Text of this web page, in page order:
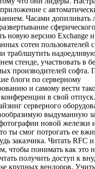
с
Часами
новую версию Exchange и
сотен пользователей
траблшутить
стенде, участвовать в
производителей софта.
блоги по серверному
и самому вести
в свой
серверного
выдуманную
новой железки
ты смог потрогать ее
заказчика. Читать RFC
чтобы понимать как это
получить доступ к
крупных вендоров.